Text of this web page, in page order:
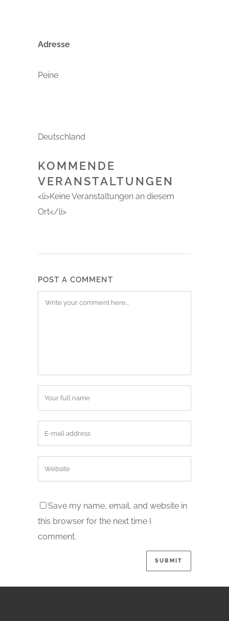
Adresse
Peine
Deutschland
KOMMENDE
VERANSTALTUNGEN
<li>Keine Veranstaltungen an diesem
Ort</li>
POST A COMMENT
Save my name, email, and website in
this browser for the next time I
comment.